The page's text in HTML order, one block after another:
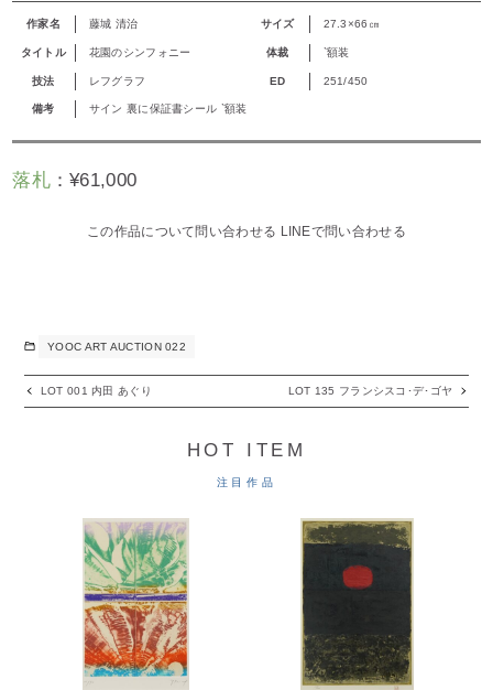
作家名 藤城 清治 サイズ 27.3×66㎝
タイトル 花園のシンフォニー 体裁 `額装
技法 レフグラフ ED 251/450
備考 サイン 裏に保証書シール `額装
落札：¥61,000
この作品について問い合わせる LINEで問い合わせる
YOOC ART AUCTION 022
LOT 001 内田 あぐり LOT 135 フランシスコ･デ･ゴヤ
HOT ITEM
注目作品